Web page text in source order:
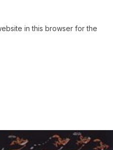
in this browser for the